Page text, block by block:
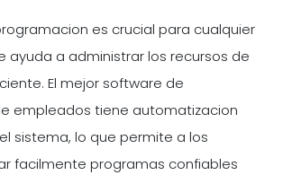
es crucial para cualquier
ayuda a administrar los recursos de
El mejor software de
empleados tiene automatizacion
sistema, lo que permite a los
facilmente programas confiables